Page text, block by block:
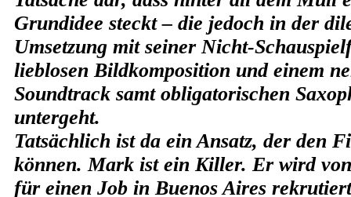
Grundidee steckt – die jedoch in der
Umsetzung mit seiner Nicht-
lieblosen Bildkomposition und einem
Soundtrack samt obligatorischen
untergeht.
Tatsächlich ist da ein Ansatz, der den
können. Mark ist ein Killer. Er wird
für einen Job in Buenos Aires